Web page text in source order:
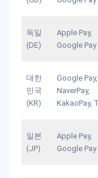
독일
(DE)
Apple Pay,
Google Pay
대한
민국
(KR)
Google Pay,
NaverPay,
KakaoPay,
일본
(JP)
Apple Pay,
Google Pay